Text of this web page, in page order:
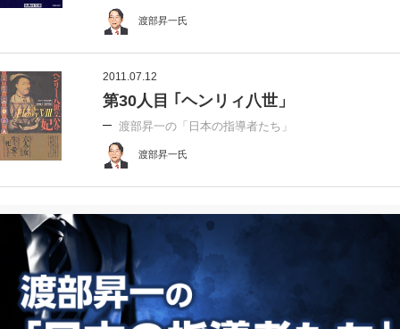
渡部昇一氏
2011.07.12
第30人目 ｢ヘンリィ八世」
渡部昇一の「日本の指導者たち」
渡部昇一氏